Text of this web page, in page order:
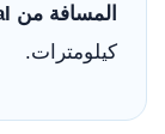
المسافة من Cardiff Central:
كيلومترات.